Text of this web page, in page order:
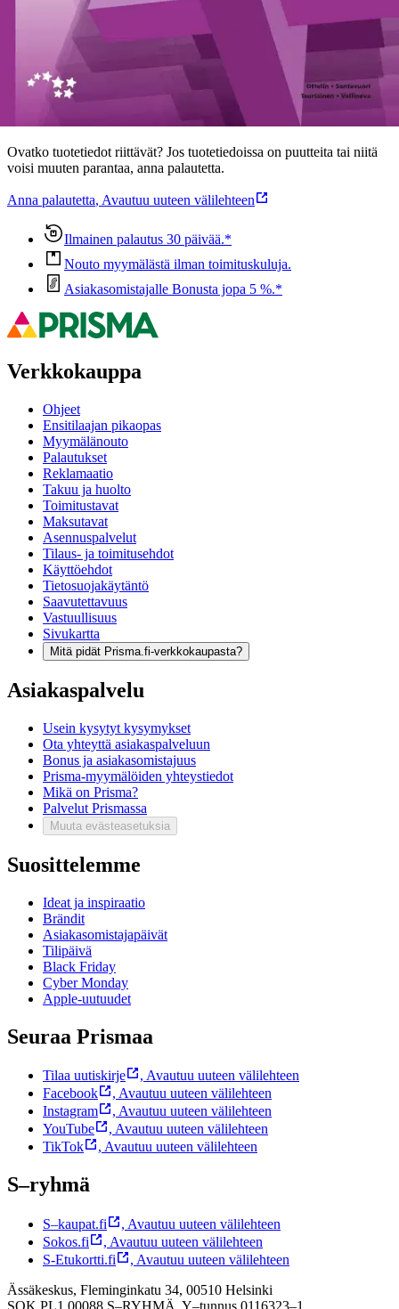
Ominaisuudet
Oletko tyytyväinen tuotetietoihin?
Ovatko tuotetiedot riittävät? Jos tuotetiedoissa on puutteita tai niitä
voisi muuten parantaa, anna palautetta.
Anna palautetta, Avautuu uuteen välilehteen
Ilmainen palautus 30 päivää.*
Nouto myymälästä ilman toimituskuluja.
Asiakasomistajalle Bonusta jopa 5 %.*
Verkkokauppa
Ohjeet
Ensitilaajan pikaopas
Myymälänouto
Palautukset
Reklamaatio
Takuu ja huolto
Toimitustavat
Maksutavat
Asennuspalvelut
Tilaus- ja toimitusehdot
Käyttöehdot
Tietosuojakäytäntö
Saavutettavuus
Vastuullisuus
Sivukartta
Mitä pidät Prisma.fi-verkkokaupasta?
Asiakaspalvelu
Usein kysytyt kysymykset
Ota yhteyttä asiakaspalveluun
Bonus ja asiakasomistajuus
Prisma-myymälöiden yhteystiedot
Mikä on Prisma?
Palvelut Prismassa
Muuta evästeasetuksia
Suosittelemme
Ideat ja inspiraatio
Brändit
Asiakasomistajapäivät
Tilipäivä
Black Friday
Cyber Monday
Apple-uutuudet
Seuraa Prismaa
Tilaa uutiskirje , Avautuu uuteen välilehteen
Facebook
, Avautuu uuteen välilehteen
Instagram
, Avautuu uuteen välilehteen
YouTube
, Avautuu uuteen välilehteen
TikTok
, Avautuu uuteen välilehteen
S–ryhmä
S–kaupat.fi , Avautuu uuteen välilehteen
Sokos.fi
, Avautuu uuteen välilehteen
S-Etukortti.fi
, Avautuu uuteen välilehteen
Ässäkeskus, Fleminginkatu 34, 00510 Helsinki